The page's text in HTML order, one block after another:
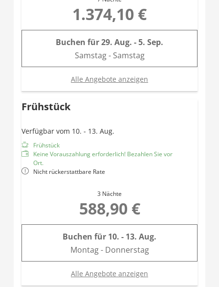
1.374,10 €
Buchen für29. Aug. - 5. Sep.
Samstag - Samstag
Alle Angebote anzeigen
Frühstück
Verfügbar vom 10. - 13. Aug.
Frühstück
Keine Vorauszahlung erforderlich! Bezahlen Sie vor
Ort.
Nicht rückerstattbare Rate
3 Nächte
588,90 €
Buchen für 10. - 13. Aug.
Montag - Donnerstag
Alle Angebote anzeigen